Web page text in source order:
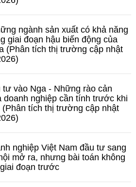
ngành sản xuất có khả năng
giai đoạn hậu biến động của
(Phân tích thị trường cập nhật
tư vào Nga - Những rào cản
doanh nghiệp cần tính trước khi
(Phân tích thị trường cập nhật
nghiệp Việt Nam đầu tư sang
mở ra, nhưng bài toán không
đoạn trước